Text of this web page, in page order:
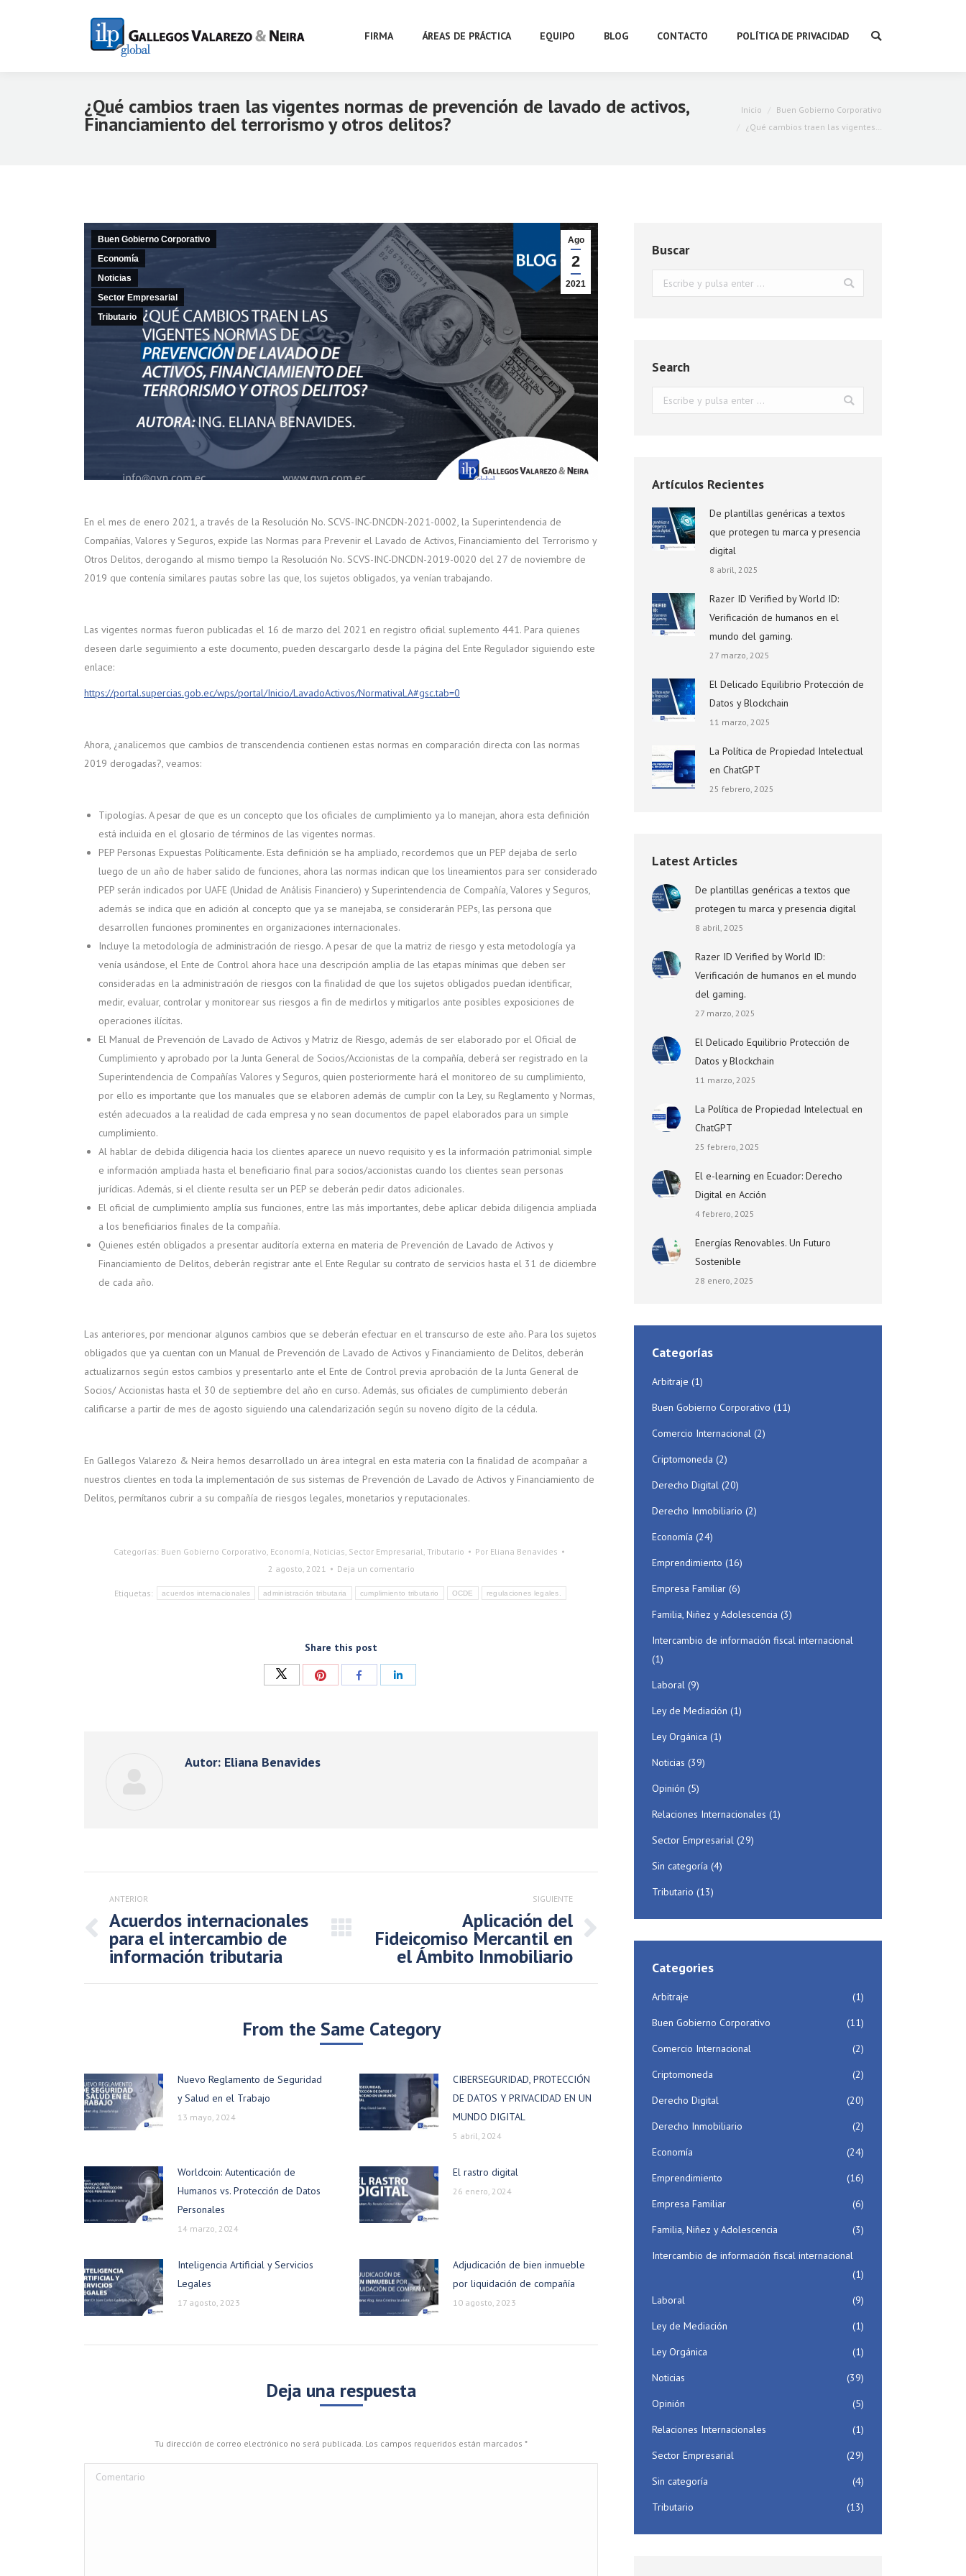
FIRMA ÁREAS DE PRÁCTICA EQUIPO BLOG CONTACTO POLÍTICA DE PRIVACIDAD Buscar:
¿Qué cambios traen las vigentes normas de prevención de lavado de activos,
Financiamiento del terrorismo y otros delitos?
Estás aquí:Inicio
Buen Gobierno Corporativo
¿Qué cambios traen las vigentes…
Ago
2
2021
Buen Gobierno Corporativo
Economía
Noticias
Sector Empresarial
Tributario
En el mes de enero 2021, a través de la Resolución No. SCVS-INC-DNCDN-2021-0002, la Superintendencia de
Compañías, Valores y Seguros, expide las Normas para Prevenir el Lavado de Activos, Financiamiento del Terrorismo y
Otros Delitos, derogando al mismo tiempo la Resolución No. SCVS-INC-DNCDN-2019-0020 del 27 de noviembre de
2019 que contenía similares pautas sobre las que, los sujetos obligados, ya venían trabajando.
Las vigentes normas fueron publicadas el 16 de marzo del 2021 en registro oficial suplemento 441. Para quienes
deseen darle seguimiento a este documento, pueden descargarlo desde la página del Ente Regulador siguiendo este
enlace:
https://portal.supercias.gob.ec/wps/portal/Inicio/LavadoActivos/NormativaLA#gsc.tab=0
Ahora, ¿analicemos que cambios de transcendencia contienen estas normas en comparación directa con las normas
2019 derogadas?, veamos:
Tipologías. A pesar de que es un concepto que los oficiales de cumplimiento ya lo manejan, ahora esta definición
está incluida en el glosario de términos de las vigentes normas.
PEP Personas Expuestas Políticamente. Esta definición se ha ampliado, recordemos que un PEP dejaba de serlo
luego de un año de haber salido de funciones, ahora las normas indican que los lineamientos para ser considerado
PEP serán indicados por UAFE (Unidad de Análisis Financiero) y Superintendencia de Compañía, Valores y Seguros,
además se indica que en adición al concepto que ya se manejaba, se considerarán PEPs, las persona que
desarrollen funciones prominentes en organizaciones internacionales.
Incluye la metodología de administración de riesgo. A pesar de que la matriz de riesgo y esta metodología ya
venía usándose, el Ente de Control ahora hace una descripción amplia de las etapas mínimas que deben ser
consideradas en la administración de riesgos con la finalidad de que los sujetos obligados puedan identificar,
medir, evaluar, controlar y monitorear sus riesgos a fin de medirlos y mitigarlos ante posibles exposiciones de
operaciones ilícitas.
El Manual de Prevención de Lavado de Activos y Matriz de Riesgo, además de ser elaborado por el Oficial de
Cumplimiento y aprobado por la Junta General de Socios/Accionistas de la compañía, deberá ser registrado en la
Superintendencia de Compañías Valores y Seguros, quien posteriormente hará el monitoreo de su cumplimiento,
por ello es importante que los manuales que se elaboren además de cumplir con la Ley, su Reglamento y Normas,
estén adecuados a la realidad de cada empresa y no sean documentos de papel elaborados para un simple
cumplimiento.
Al hablar de debida diligencia hacia los clientes aparece un nuevo requisito y es la información patrimonial simple
e información ampliada hasta el beneficiario final para socios/accionistas cuando los clientes sean personas
jurídicas. Además, si el cliente resulta ser un PEP se deberán pedir datos adicionales.
El oficial de cumplimiento amplía sus funciones, entre las más importantes, debe aplicar debida diligencia ampliada
a los beneficiarios finales de la compañía.
Quienes estén obligados a presentar auditoría externa en materia de Prevención de Lavado de Activos y
Financiamiento de Delitos, deberán registrar ante el Ente Regular su contrato de servicios hasta el 31 de diciembre
de cada año.
Las anteriores, por mencionar algunos cambios que se deberán efectuar en el transcurso de este año. Para los sujetos
obligados que ya cuentan con un Manual de Prevención de Lavado de Activos y Financiamiento de Delitos, deberán
actualizarnos según estos cambios y presentarlo ante el Ente de Control previa aprobación de la Junta General de
Socios/ Accionistas hasta el 30 de septiembre del año en curso. Además, sus oficiales de cumplimiento deberán
calificarse a partir de mes de agosto siguiendo una calendarización según su noveno dígito de la cédula.
En Gallegos Valarezo & Neira hemos desarrollado un área integral en esta materia con la finalidad de acompañar a
nuestros clientes en toda la implementación de sus sistemas de Prevención de Lavado de Activos y Financiamiento de
Delitos, permítanos cubrir a su compañía de riesgos legales, monetarios y reputacionales.
Categorías: Buen Gobierno Corporativo Economía Noticias Sector Empresarial Tributario Por Eliana Benavides
2 agosto, 2021
Deja un comentario
Etiquetas: acuerdos internacionales administración tributaria cumplimiento tributario OCDE regulaciones legales.
Share this post
CompartirCompartirCompartirCompartir
Autor: Eliana Benavides
Navegación
entre
publicaciones
ANTERIOR
Publicación
anterior:
Acuerdos internacionales
para el intercambio de
información tributaria
SIGUIENTE
Publicación
siguiente:
Aplicación del
Fideicomiso Mercantil en
el Ámbito Inmobiliario
From the Same Category
Nuevo Reglamento de Seguridad
y Salud en el Trabajo
13 mayo, 2024
CIBERSEGURIDAD, PROTECCIÓN
DE DATOS Y PRIVACIDAD EN UN
MUNDO DIGITAL
5 abril, 2024
Worldcoin: Autenticación de
Humanos vs. Protección de Datos
Personales
14 marzo, 2024
El rastro digital
26 enero, 2024
Inteligencia Artificial y Servicios
Legales
17 agosto, 2023
Adjudicación de bien inmueble
por liquidación de compañía
10 agosto, 2023
Deja una respuesta
Tu dirección de correo electrónico no será publicada. Los campos requeridos están marcados *
Comentario
Buscar
Buscar:
Search
Buscar:
Artículos Recientes
De plantillas genéricas a textos
que protegen tu marca y presencia
digital
8 abril, 2025
Razer ID Verified by World ID:
Verificación de humanos en el
mundo del gaming.
27 marzo, 2025
El Delicado Equilibrio Protección de
Datos y Blockchain
11 marzo, 2025
La Política de Propiedad Intelectual
en ChatGPT
25 febrero, 2025
Latest Articles
De plantillas genéricas a textos que
protegen tu marca y presencia digital
8 abril, 2025
Razer ID Verified by World ID:
Verificación de humanos en el mundo
del gaming.
27 marzo, 2025
El Delicado Equilibrio Protección de
Datos y Blockchain
11 marzo, 2025
La Política de Propiedad Intelectual en
ChatGPT
25 febrero, 2025
El e-learning en Ecuador: Derecho
Digital en Acción
4 febrero, 2025
Energías Renovables. Un Futuro
Sostenible
28 enero, 2025
Categorías
Arbitraje (1)
Buen Gobierno Corporativo (11)
Comercio Internacional (2)
Criptomoneda (2)
Derecho Digital (20)
Derecho Inmobiliario (2)
Economía (24)
Emprendimiento (16)
Empresa Familiar (6)
Familia, Niñez y Adolescencia (3)
Intercambio de información fiscal internacional
(1)
Laboral (9)
Ley de Mediación (1)
Ley Orgánica (1)
Noticias (39)
Opinión (5)
Relaciones Internacionales (1)
Sector Empresarial (29)
Sin categoría (4)
Tributario (13)
Categories
Arbitraje
(1)
Buen Gobierno Corporativo
(11)
Comercio Internacional
(2)
Criptomoneda
(2)
Derecho Digital
(20)
Derecho Inmobiliario
(2)
Economía
(24)
Emprendimiento
(16)
Empresa Familiar
(6)
Familia, Niñez y Adolescencia
(3)
Intercambio de información fiscal internacional
(1)
Laboral
(9)
Ley de Mediación
(1)
Ley Orgánica
(1)
Noticias
(39)
Opinión
(5)
Relaciones Internacionales
(1)
Sector Empresarial
(29)
Sin categoría
(4)
Tributario
(13)